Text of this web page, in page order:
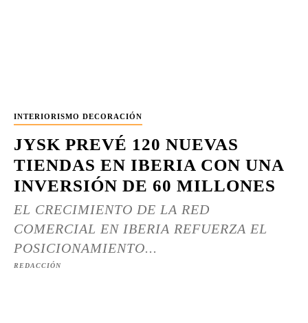
INTERIORISMO DECORACIÓN
JYSK PREVÉ 120 NUEVAS
TIENDAS EN IBERIA CON UNA
INVERSIÓN DE 60 MILLONES
EL CRECIMIENTO DE LA RED
COMERCIAL EN IBERIA REFUERZA EL
POSICIONAMIENTO...
REDACCIÓN